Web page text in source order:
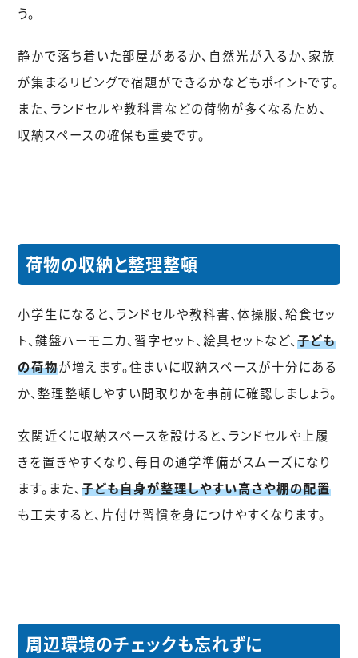
う。
静かで落ち着いた部屋があるか、自然光が入るか、家族
が集まるリビングで宿題ができるかなどもポイントです。
また、ランドセルや教科書などの荷物が多くなるため、
収納スペースの確保も重要です。
荷物の収納と整理整頓
小学生になると、ランドセルや教科書、体操服、給食セッ
ト、鍵盤ハーモニカ、習字セット、絵具セットなど、子ども
の荷物が増えます。住まいに収納スペースが十分にある
か、整理整頓しやすい間取りかを事前に確認しましょう。
玄関近くに収納スペースを設けると、ランドセルや上履
きを置きやすくなり、毎日の通学準備がスムーズになり
ます。また、子ども自身が整理しやすい高さや棚の配置
も工夫すると、片付け習慣を身につけやすくなります。
周辺環境のチェックも忘れずに